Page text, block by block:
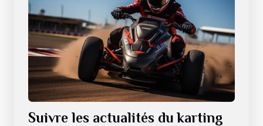
Suivre les actualités du karting